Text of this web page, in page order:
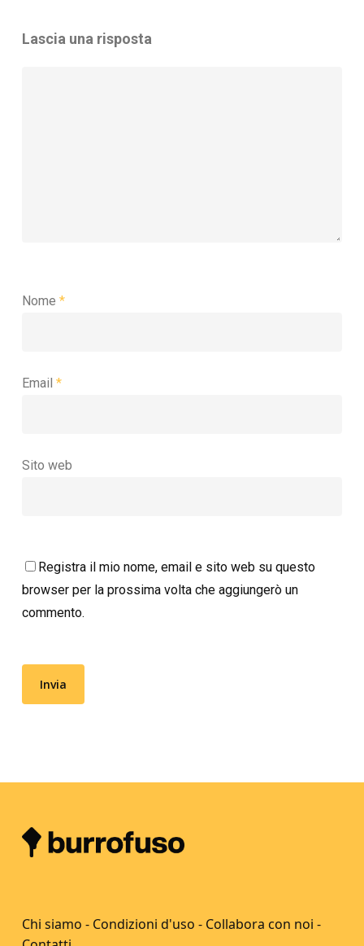
Lascia una risposta
Nome *
Email *
Sito web
Registra il mio nome, email e sito web su questo
browser per la prossima volta che aggiungerò un
commento.
Chi siamo - Condizioni d'uso - Collabora con noi -